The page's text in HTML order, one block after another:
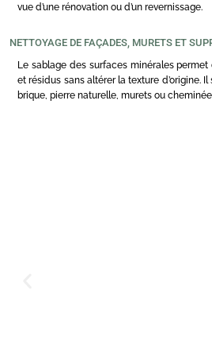
vue d’une rénovation ou d’un revernissage.
NETTOYAGE DE FAÇADES, MURETS ET
Le sablage des surfaces minérales permet
et résidus sans altérer la texture d’origine. Il
brique, pierre naturelle, murets ou